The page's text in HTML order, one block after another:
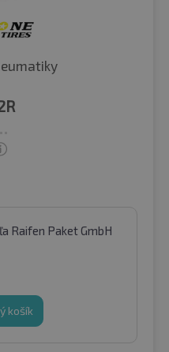
Raifen Paket GmbH
košík